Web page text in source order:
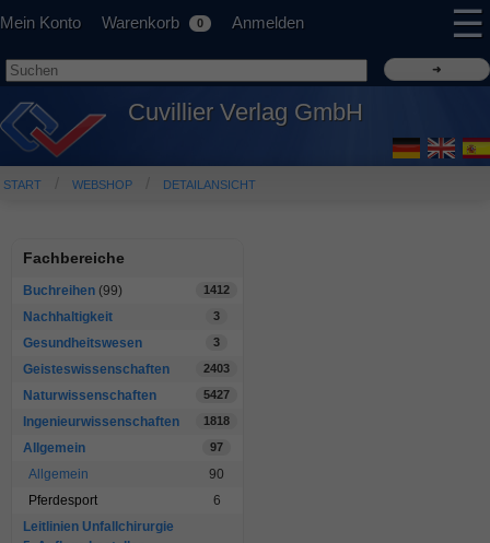
Mein Konto Warenkorb 0 Anmelden ☰
Cuvillier Verlag GmbH
START WEBSHOP DETAILANSICHT
Fachbereiche
Buchreihen (99) 1412
Nachhaltigkeit 3
Gesundheitswesen 3
Geisteswissenschaften 2403
Naturwissenschaften 5427
Ingenieurwissenschaften 1818
Allgemein 97
Allgemein
90
Pferdesport
6
Leitlinien Unfallchirurgie